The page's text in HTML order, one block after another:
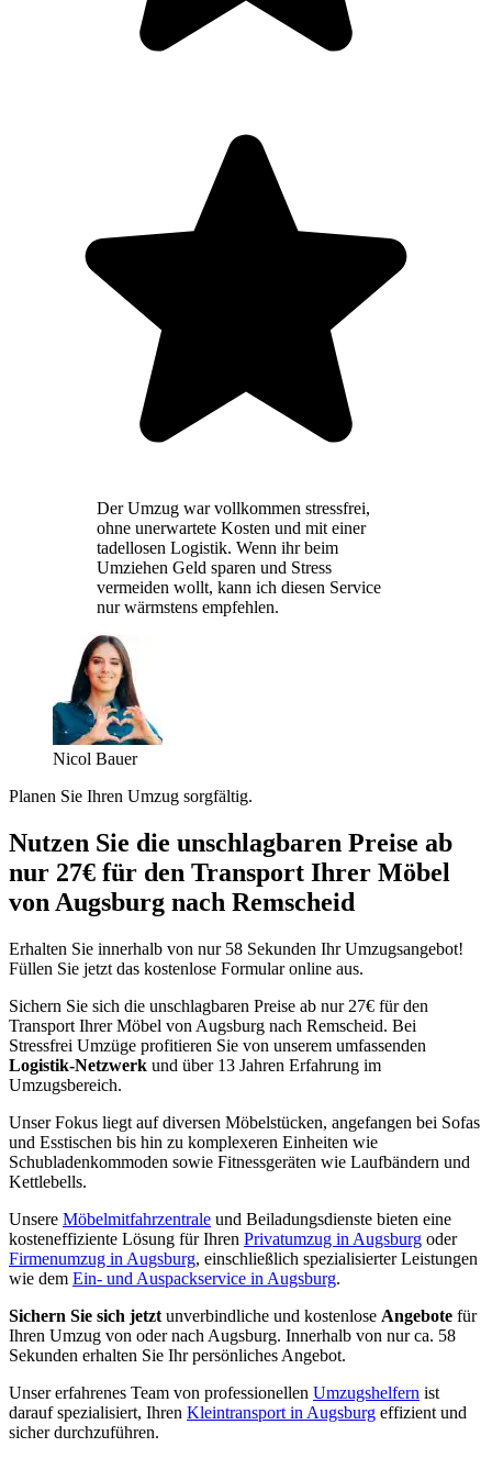
Der Umzug war vollkommen stressfrei,
ohne unerwartete Kosten und mit einer
tadellosen Logistik. Wenn ihr beim
Umziehen Geld sparen und Stress
vermeiden wollt, kann ich diesen Service
nur wärmstens empfehlen.
Nicol Bauer
Planen Sie Ihren Umzug sorgfältig.
Nutzen Sie die unschlagbaren Preise ab
nur 27€ für den Transport Ihrer Möbel
von Augsburg nach Remscheid
Erhalten Sie innerhalb von nur 58 Sekunden Ihr Umzugsangebot!
Füllen Sie jetzt das kostenlose Formular online aus.
Sichern Sie sich die unschlagbaren Preise ab nur 27€ für den
Transport Ihrer Möbel von Augsburg nach Remscheid. Bei
Stressfrei Umzüge profitieren Sie von unserem umfassenden
Logistik-Netzwerk und über 13 Jahren Erfahrung im
Umzugsbereich.
Unser Fokus liegt auf diversen Möbelstücken, angefangen bei Sofas
und Esstischen bis hin zu komplexeren Einheiten wie
Schubladenkommoden sowie Fitnessgeräten wie Laufbändern und
Kettlebells.
Unsere Möbelmitfahrzentrale und Beiladungsdienste bieten eine
kosteneffiziente Lösung für Ihren Privatumzug in Augsburg oder
Firmenumzug in Augsburg, einschließlich spezialisierter Leistungen
wie dem Ein- und Auspackservice in Augsburg.
Sichern Sie sich jetzt unverbindliche und kostenlose Angebote für
Ihren Umzug von oder nach Augsburg. Innerhalb von nur ca. 58
Sekunden erhalten Sie Ihr persönliches Angebot.
Unser erfahrenes Team von professionellen Umzugshelfern ist
darauf spezialisiert, Ihren Kleintransport in Augsburg effizient und
sicher durchzuführen.